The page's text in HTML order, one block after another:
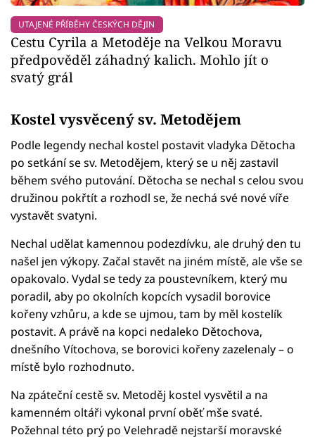
UTAJENÉ PŘÍBĚHY ČESKÝCH DĚJIN
Cestu Cyrila a Metoděje na Velkou Moravu
předpověděl záhadný kalich. Mohlo jít o
svatý grál
Kostel vysvěcený sv. Metodějem
Podle legendy nechal kostel postavit vladyka Dětocha
po setkání se sv. Metodějem, který se u něj zastavil
během svého putování. Dětocha se nechal s celou svou
družinou pokřtít a rozhodl se, že nechá své nové víře
vystavět svatyni.
Nechal udělat kamennou podezdívku, ale druhý den tu
našel jen výkopy. Začal stavět na jiném místě, ale vše se
opakovalo. Vydal se tedy za poustevníkem, který mu
poradil, aby po okolních kopcích vysadil borovice
kořeny vzhůru, a kde se ujmou, tam by měl kostelík
postavit. A právě na kopci nedaleko Dětochova,
dnešního Vítochova, se borovici kořeny zazelenaly – o
místě bylo rozhodnuto.
Na zpáteční cestě sv. Metoděj kostel vysvětil a na
kamenném oltáři vykonal první oběť mše svaté.
Požehnal této prý po Velehradě nejstarší moravské